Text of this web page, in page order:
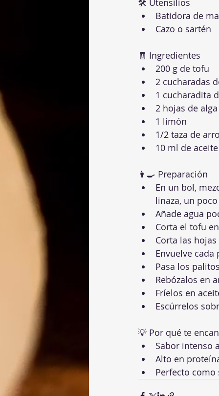
🛠 Utensilios
Batidora de
Cazo o sartén
🧾 Ingredientes
200 g de tofu
2 cucharadas
1 cucharadita
2 hojas de
1 limón
1/2 taza de
10 ml de
👨‍🍳 Preparación
En un bol,
linaza, un
Añade agua
Corta el tofu
Corta las
Envuelve
Pasa los
Rebózalos en
Fríelos en
Escúrrelos
💡 Por qué te
Sabor intenso
Alto en
Perfecto como